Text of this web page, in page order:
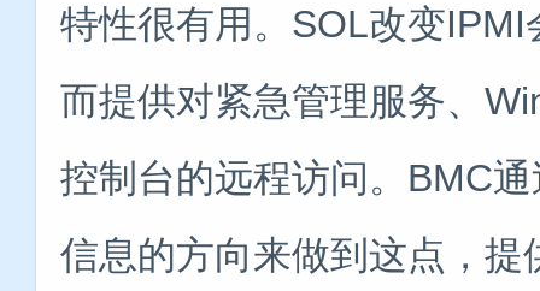
特性很有用。SOL改变
而提供对紧急管理服务、
控制台的远程访问。BMC
信息的方向来做到这点，